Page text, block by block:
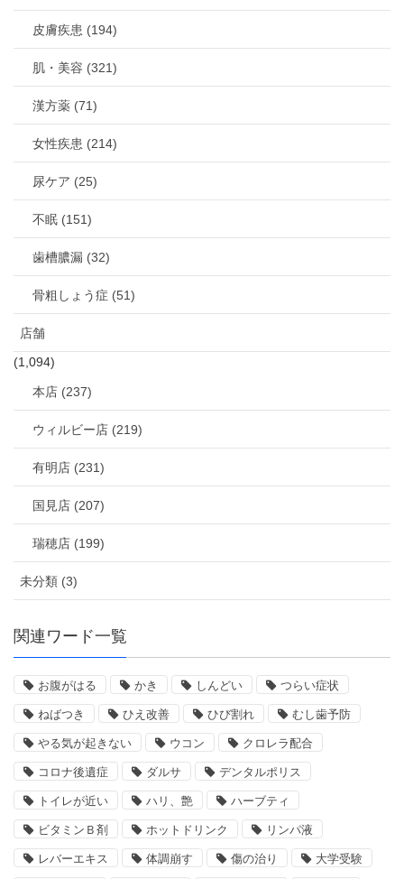
皮膚疾患 (194)
肌・美容 (321)
漢方薬 (71)
女性疾患 (214)
尿ケア (25)
不眠 (151)
歯槽膿漏 (32)
骨粗しょう症 (51)
店舗
(1,094)
本店 (237)
ウィルビー店 (219)
有明店 (231)
国見店 (207)
瑞穂店 (199)
未分類 (3)
関連ワード一覧
お腹がはる かき しんどい つらい症状
ねばつき ひえ改善 ひび割れ むし歯予防
やる気が起きない ウコン クロレラ配合
コロナ後遺症 ダルサ デンタルポリス
トイレが近い ハリ、艶 ハーブティ
ビタミンＢ剤 ホットドリンク リンパ液
レバーエキス 体調崩す 傷の治り 大学受験